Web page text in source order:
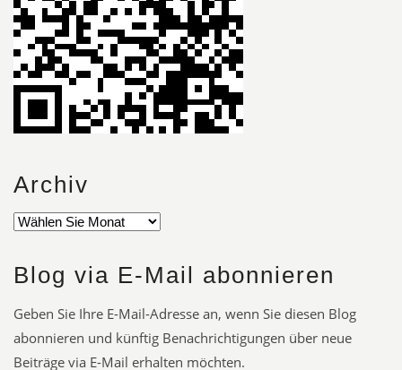
Archiv
Blog via E-Mail abonnieren
Geben Sie Ihre E-Mail-Adresse an, wenn Sie diesen Blog
abonnieren und künftig Benachrichtigungen über neue
Beiträge via E-Mail erhalten möchten.